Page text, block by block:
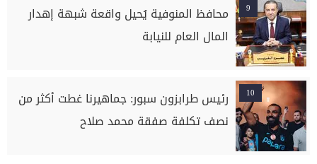
9
محافظ المنوفية يُحيل واقعة شبهة إهدار
المال العام للنيابة
10
رئيس طرابزون سبور: جماهيرنا غطت أكثر من
نصف تكلفة صفقة محمد صلاح